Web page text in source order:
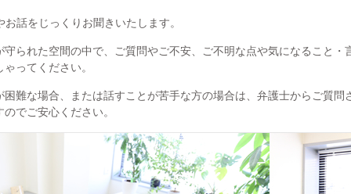
お話をじっくりお聞きいたします。
守られた空間の中で、ご質問やご不安、ご不明な点や気になること・
ってください。
困難な場合、または話すことが苦手な方の場合は、弁護士からご質問
でご安心ください。